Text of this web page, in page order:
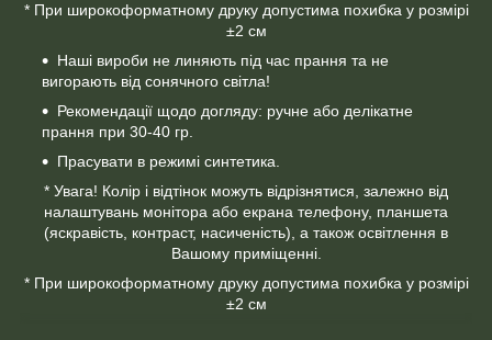
* При широкоформатному друку допустима похибка у розмірі
±2 см
Наші вироби не линяють під час прання та не
вигорають від сонячного світла!
Рекомендації щодо догляду: ручне або делікатне
прання при 30-40 гр.
Прасувати в режимі синтетика.
* Увага! Колір і відтінок можуть відрізнятися, залежно від
налаштувань монітора або екрана телефону, планшета
(яскравість, контраст, насиченість), а також освітлення в
Вашому приміщенні.
* При широкоформатному друку допустима похибка у розмірі
±2 см